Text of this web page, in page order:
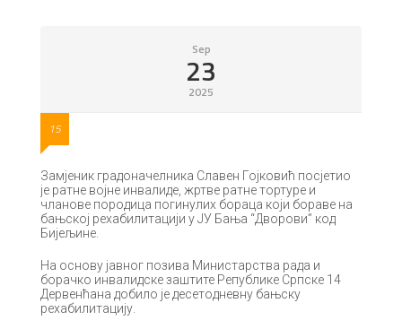
Sep
23
2025
15
Замјеник градоначелника Славен Гојковић посјетио
је ратне војне инвалиде, жртве ратне тортуре и
чланове породица погинулих бораца који бораве на
бањској рехабилитацији у ЈУ Бања “Дворови” код
Бијељине.
На основу јавног позива Министарства рада и
борачко инвалидске заштите Републике Српске 14
Дервенћана добило је десетодневну бањску
рехабилитацију.